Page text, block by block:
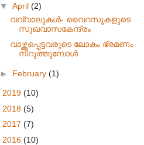
▼ April (2)
വവ്വാലുകൾ- വൈറസുകളുടെ
സുഖവാസകേന്ദ്രം
വാഴ്ത്തപ്പെട്ടവരുടെ ലോകം ഭ്രമണം
നിറുത്തുമ്പോൾ
► February (1)
2019 (10)
2018 (5)
2017 (7)
2016 (10)